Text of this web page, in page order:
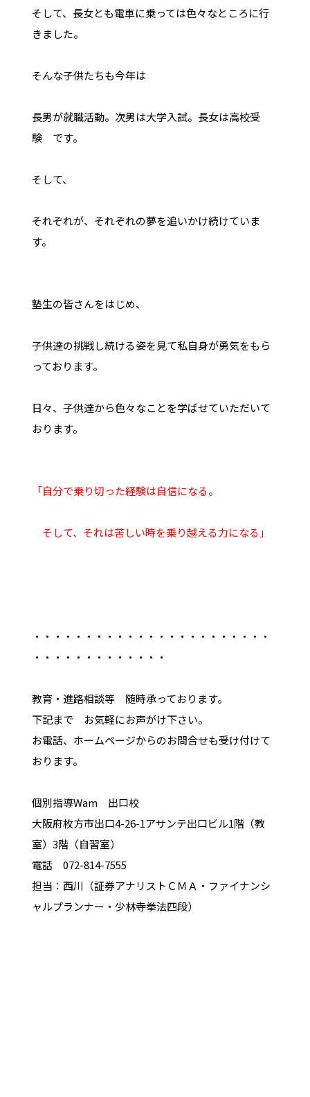
そして、長女とも電車に乗っては色々なところに行
きました。
そんな子供たちも今年は
長男が就職活動。次男は大学入試。長女は高校受
験 です。
そして、
それぞれが、それぞれの夢を追いかけ続けていま
す。
塾生の皆さんをはじめ、
子供達の挑戦し続ける姿を見て私自身が勇気をもら
っております。
日々、子供達から色々なことを学ばせていただいて
おります。
「自分で乗り切った経験は自信になる。
そして、それは苦しい時を乗り越える力になる」
・・・・・・・・・・・・・・・・・・・・・・・
・・・・・・・・・・・・・
教育・進路相談等 随時承っております。
下記まで お気軽にお声がけ下さい。
お電話、ホームページからのお問合せも受け付けて
おります。
個別指導Wam 出口校
大阪府枚方市出口4-26-1アサンテ出口ビル1階（教
室）3階（自習室）
電話 072-814-7555
担当：西川（証券アナリストＣＭＡ・ファイナンシ
ャルプランナー・少林寺拳法四段）